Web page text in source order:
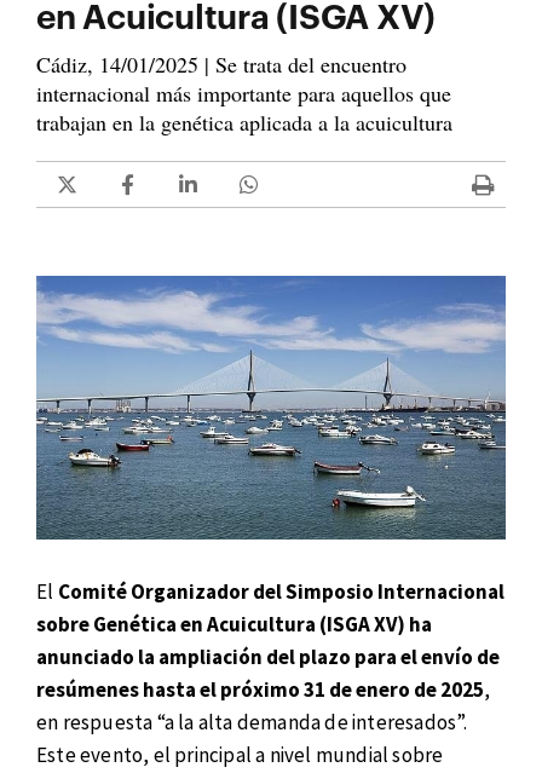
en Acuicultura (ISGA XV)
Cádiz, 14/01/2025 | Se trata del encuentro
internacional más importante para aquellos que
trabajan en la genética aplicada a la acuicultura
El Comité Organizador del Simposio Internacional
sobre Genética en Acuicultura (ISGA XV) ha
anunciado la ampliación del plazo para el envío de
resúmenes hasta el próximo 31 de enero de 2025,
en respuesta “a la alta demanda de interesados”.
Este evento, el principal a nivel mundial sobre